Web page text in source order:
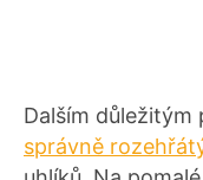
Dalším důležitým
správně